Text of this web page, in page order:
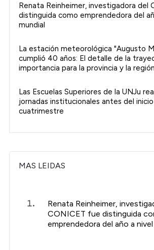
Renata Reinheimer, investigadora del
distinguida como emprendedora del
mundial
La estación meteorológica "Augusto
cumplió 40 años: El detalle de la
importancia para la provincia y la región
Las Escuelas Superiores de la UNJu
jornadas institucionales antes del
cuatrimestre
MAS LEIDAS
Renata Reinheimer,
CONICET fue distinguida
emprendedora del año a